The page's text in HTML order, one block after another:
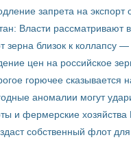
запрета на экспорт
Власти
зерна близок к коллапсу
цен на российское
горючее сказывается
аномалии могут
и фермерские
собственный флот для